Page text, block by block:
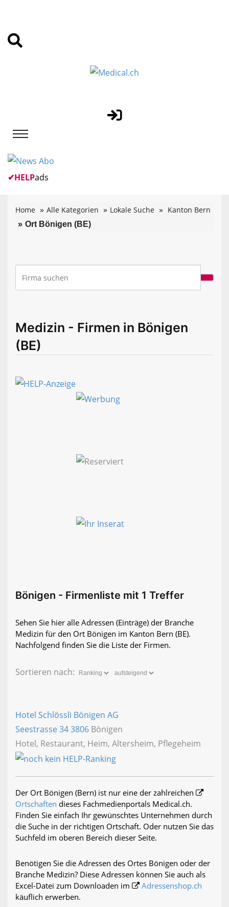
✔HELPads
Home Alle Kategorien Lokale Suche Kanton Bern
Ort Bönigen (BE)
Medizin - Firmen in Bönigen
(BE)
Bönigen - Firmenliste mit 1 Treffer
Sehen Sie hier alle Adressen (Einträge) der Branche
Medizin für den Ort Bönigen im Kanton Bern (BE).
Nachfolgend finden Sie die Liste der Firmen.
Sortieren nach:
Hotel Schlössli Bönigen AG
Seestrasse 343806 Bönigen
Hotel, Restaurant, Heim, Altersheim, Pflegeheim
Der Ort Bönigen (Bern) ist nur eine der zahlreichen
Ortschaften dieses Fachmedienportals Medical.ch.
Finden Sie einfach Ihr gewünschtes Unternehmen durch
die Suche in der richtigen Ortschaft. Oder nutzen Sie das
Suchfeld im oberen Bereich dieser Seite.
Benötigen Sie die Adressen des Ortes Bönigen oder der
Branche Medizin? Diese Adressen können Sie auch als
Excel-Datei zum Downloaden im
Adressenshop.ch
käuflich erwerben.